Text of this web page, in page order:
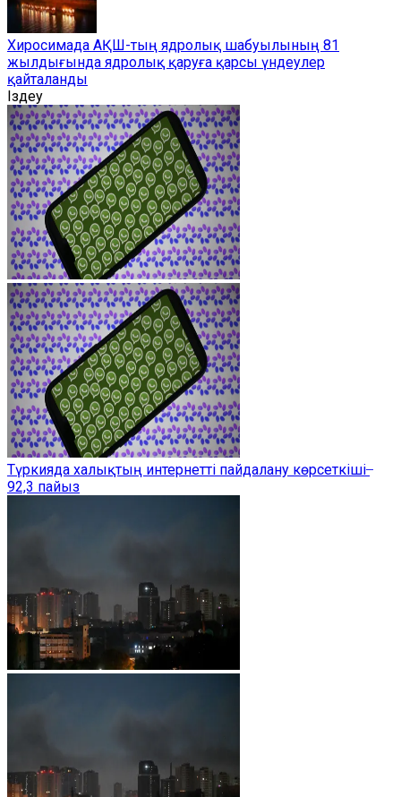
Хиросимада АҚШ-тың ядролық шабуылының 81
жылдығында ядролық қаруға қарсы үндеулер
қайталанды
Іздеу
Түркияда халықтың интернетті пайдалану көрсеткіші ̶
92,3 пайыз